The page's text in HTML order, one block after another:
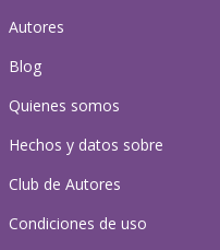
Autores
Blog
Quienes somos
Hechos y datos sobre
Club de Autores
Condiciones de uso